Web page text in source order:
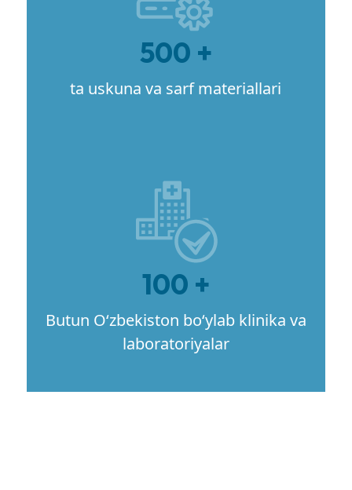
500 +
ta uskuna va sarf materiallari
100 +
Butun O‘zbekiston bo‘ylab klinika va
laboratoriyalar